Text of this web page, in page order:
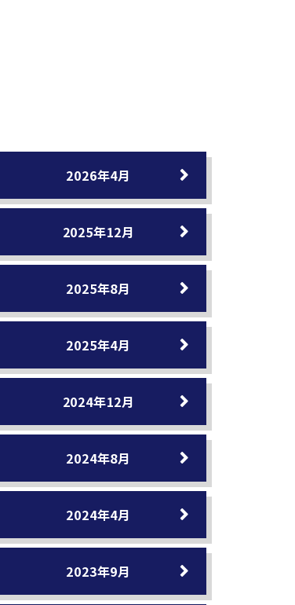
2026年4月
2025年12月
2025年8月
2025年4月
2024年12月
2024年8月
2024年4月
2023年9月